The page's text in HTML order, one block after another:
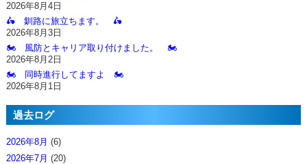
2026年8月4日
🛵 釧路に旅立ちます。 🛵
2026年8月3日
🏍️ 風防とキャリア取り付けました。 🏍️
2026年8月2日
🏍️ 同時進行してますよ 🏍️
2026年8月1日
過去ログ
2026年8月 (6)
2026年7月 (20)